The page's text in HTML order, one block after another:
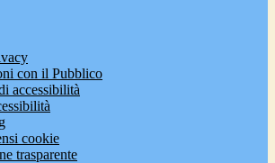
con il Pubblico
accessibilità
cookie
trasparente